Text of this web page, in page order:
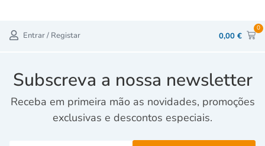
Entrar / Registar 0,00 €
0
Subscreva a nossa newsletter
Receba em primeira mão as novidades, promoções
exclusivas e descontos especiais.